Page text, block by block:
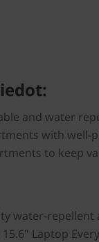
and water
with well-
to keep
water-repellent
Laptop